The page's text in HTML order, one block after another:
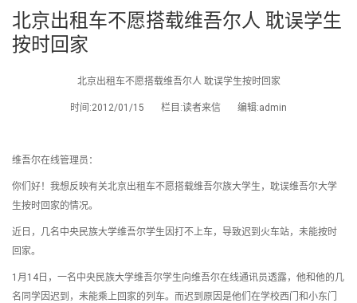
北京出租车不愿搭载维吾尔人 耽误学生
按时回家
北京出租车不愿搭载维吾尔人 耽误学生按时回家
时间:2012/01/15 栏目:读者来信 编辑:admin
维吾尔在线管理员：
你们好！我想反映有关北京出租车不愿搭载维吾尔族大学生，耽误维吾尔大学
生按时回家的情况。
近日，几名中央民族大学维吾尔学生因打不上车，导致迟到火车站，未能按时
回家。
1月14日，一名中央民族大学维吾尔学生向维吾尔在线通讯员透露，他和他的几
名同学因迟到，未能乘上回家的列车。而迟到原因是他们在学校西门和小东门